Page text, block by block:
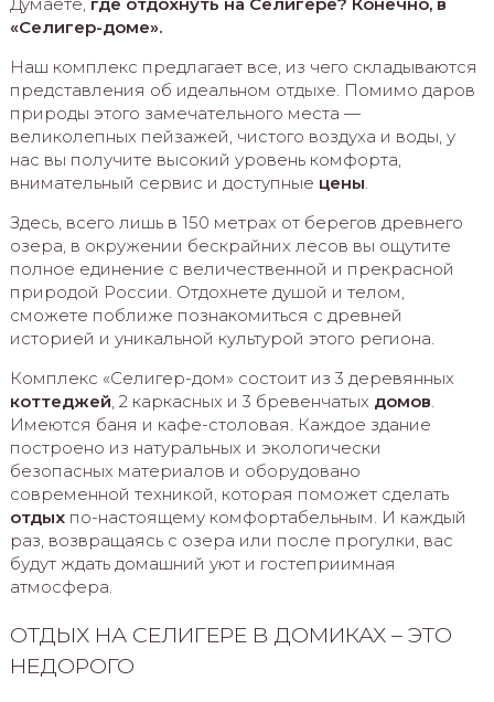
«Селигер-доме».
Наш комплекс предлагает все, из чего складываются
представления об идеальном отдыхе. Помимо даров
природы этого замечательного места —
великолепных пейзажей, чистого воздуха и воды, у
нас вы получите высокий уровень комфорта,
внимательный сервис и доступные цены
Здесь, всего лишь в 150 метрах от берегов древнего
озера, в окружении бескрайних лесов вы ощутите
полное единение с величественной и прекрасной
природой России. Отдохнете душой и телом,
сможете поближе познакомиться с древней
историей и уникальной культурой этого региона.
Комплекс «Селигер-дом» состоит из 3 деревянных
коттеджей , 2 каркасных и 3 бревенчатых домов
Имеются баня и кафе-столовая. Каждое здание
построено из натуральных и экологически
безопасных материалов и оборудовано
современной техникой, которая поможет сделать
отдыхпо-настоящему комфортабельным. И каждый
раз, возвращаясь с озера или после прогулки, вас
будут ждать домашний уют и гостеприимная
атмосфера.
ОТДЫХ НА СЕЛИГЕРЕ В ДОМИКАХ – ЭТО
НЕДОРОГО